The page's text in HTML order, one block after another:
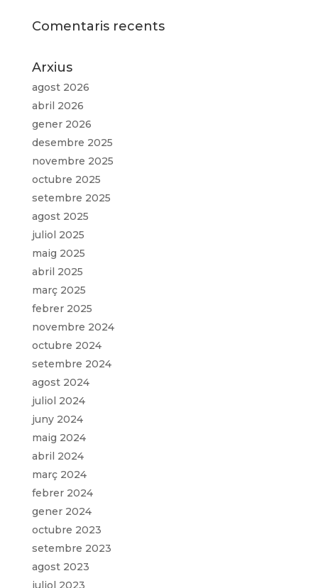
Comentaris recents
Arxius
agost 2026
abril 2026
gener 2026
desembre 2025
novembre 2025
octubre 2025
setembre 2025
agost 2025
juliol 2025
maig 2025
abril 2025
març 2025
febrer 2025
novembre 2024
octubre 2024
setembre 2024
agost 2024
juliol 2024
juny 2024
maig 2024
abril 2024
març 2024
febrer 2024
gener 2024
octubre 2023
setembre 2023
agost 2023
juliol 2023